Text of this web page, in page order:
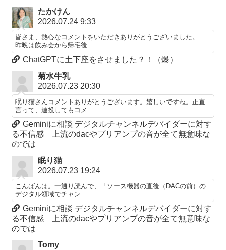
たかけん
2026.07.24 9:33
皆さま、熱心なコメントをいただきありがとうございました。
昨晩は飲み会から帰宅後...
ChatGPTに土下座をさせました？！（爆）
菊水牛乳
2026.07.23 20:30
眠り猫さんコメントありがとうございます。嬉しいですね。正直
言って、連投してもコメ...
Geminiに相談 デジタルチャンネルデバイダーに対す
る不信感 上流のdacやプリアンプの音が全て無意味な
のでは
眠り猫
2026.07.23 19:24
こんばんは。一通り読んで、「ソース機器の直後（DACの前）の
デジタル領域でチャン...
Geminiに相談 デジタルチャンネルデバイダーに対す
る不信感 上流のdacやプリアンプの音が全て無意味な
のでは
Tomy